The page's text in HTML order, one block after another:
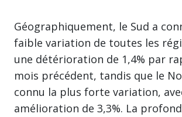
Géographiquement, le Sud a
faible variation de toutes les
une détérioration de 1,4% par
mois précédent, tandis que le
connu la plus forte variation,
amélioration de 3,3%. La